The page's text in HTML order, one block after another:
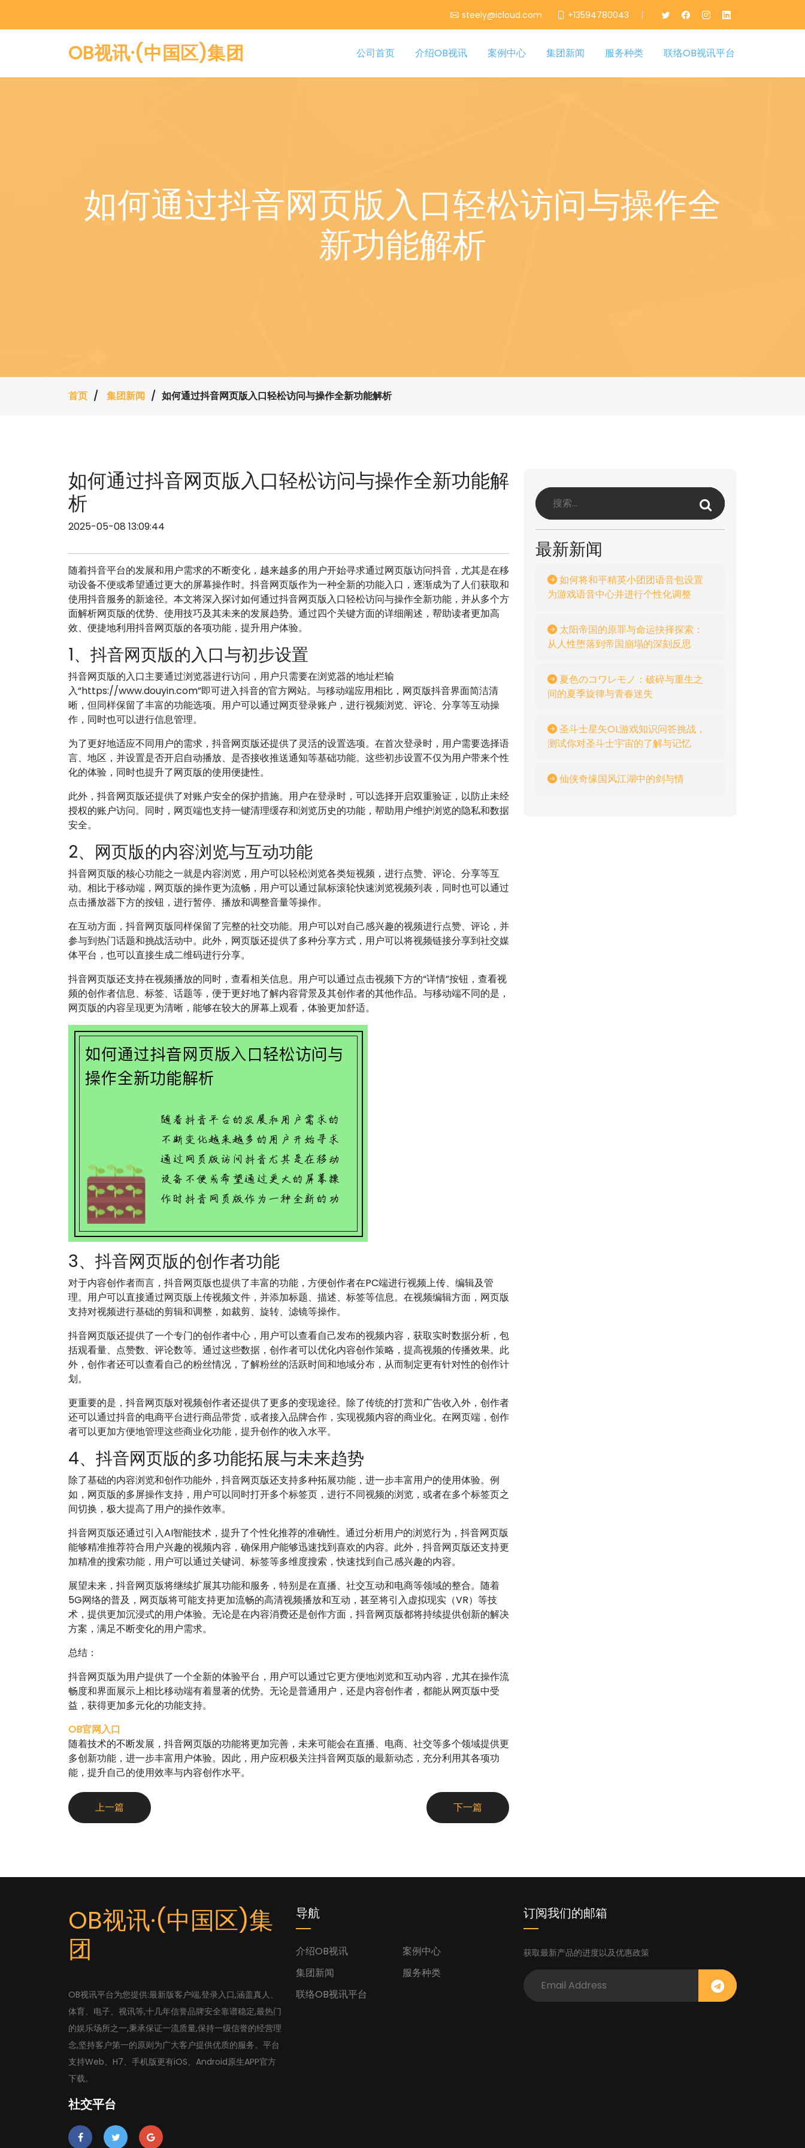
steely@icloud.com +13594780043 |
OB视讯·(中国区)集团 公司首页 介绍OB视讯 案例中心 集团新闻 服务种类 联络OB视讯平台
如何通过抖音网页版入口轻松访问与操作全
新功能解析
首页 集团新闻 如何通过抖音网页版入口轻松访问与操作全新功能解析
如何通过抖音网页版入口轻松访问与操作全新功能解
析
2025-05-08 13:09:44
随着抖音平台的发展和用户需求的不断变化，越来越多的用户开始寻求通过网页版访问抖音，尤其是在移
动设备不便或希望通过更大的屏幕操作时。抖音网页版作为一种全新的功能入口，逐渐成为了人们获取和
使用抖音服务的新途径。本文将深入探讨如何通过抖音网页版入口轻松访问与操作全新功能，并从多个方
面解析网页版的优势、使用技巧及其未来的发展趋势。通过四个关键方面的详细阐述，帮助读者更加高
效、便捷地利用抖音网页版的各项功能，提升用户体验。
1、抖音网页版的入口与初步设置
抖音网页版的入口主要通过浏览器进行访问，用户只需要在浏览器的地址栏输
入“https://www.douyin.com”即可进入抖音的官方网站。与移动端应用相比，网页版抖音界面简洁清
晰，但同样保留了丰富的功能选项。用户可以通过网页登录账户，进行视频浏览、评论、分享等互动操
作，同时也可以进行信息管理。
为了更好地适应不同用户的需求，抖音网页版还提供了灵活的设置选项。在首次登录时，用户需要选择语
言、地区，并设置是否开启自动播放、是否接收推送通知等基础功能。这些初步设置不仅为用户带来个性
化的体验，同时也提升了网页版的使用便捷性。
此外，抖音网页版还提供了对账户安全的保护措施。用户在登录时，可以选择开启双重验证，以防止未经
授权的账户访问。同时，网页端也支持一键清理缓存和浏览历史的功能，帮助用户维护浏览的隐私和数据
安全。
2、网页版的内容浏览与互动功能
抖音网页版的核心功能之一就是内容浏览，用户可以轻松浏览各类短视频，进行点赞、评论、分享等互
动。相比于移动端，网页版的操作更为流畅，用户可以通过鼠标滚轮快速浏览视频列表，同时也可以通过
点击播放器下方的按钮，进行暂停、播放和调整音量等操作。
在互动方面，抖音网页版同样保留了完整的社交功能。用户可以对自己感兴趣的视频进行点赞、评论，并
参与到热门话题和挑战活动中。此外，网页版还提供了多种分享方式，用户可以将视频链接分享到社交媒
体平台，也可以直接生成二维码进行分享。
抖音网页版还支持在视频播放的同时，查看相关信息。用户可以通过点击视频下方的“详情”按钮，查看视
频的创作者信息、标签、话题等，便于更好地了解内容背景及其创作者的其他作品。与移动端不同的是，
网页版的内容呈现更为清晰，能够在较大的屏幕上观看，体验更加舒适。
3、抖音网页版的创作者功能
对于内容创作者而言，抖音网页版也提供了丰富的功能，方便创作者在PC端进行视频上传、编辑及管
理。用户可以直接通过网页版上传视频文件，并添加标题、描述、标签等信息。在视频编辑方面，网页版
支持对视频进行基础的剪辑和调整，如裁剪、旋转、滤镜等操作。
抖音网页版还提供了一个专门的创作者中心，用户可以查看自己发布的视频内容，获取实时数据分析，包
括观看量、点赞数、评论数等。通过这些数据，创作者可以优化内容创作策略，提高视频的传播效果。此
外，创作者还可以查看自己的粉丝情况，了解粉丝的活跃时间和地域分布，从而制定更有针对性的创作计
划。
更重要的是，抖音网页版对视频创作者还提供了更多的变现途径。除了传统的打赏和广告收入外，创作者
还可以通过抖音的电商平台进行商品带货，或者接入品牌合作，实现视频内容的商业化。在网页端，创作
者可以更加方便地管理这些商业化功能，提升创作的收入水平。
4、抖音网页版的多功能拓展与未来趋势
除了基础的内容浏览和创作功能外，抖音网页版还支持多种拓展功能，进一步丰富用户的使用体验。例
如，网页版的多屏操作支持，用户可以同时打开多个标签页，进行不同视频的浏览，或者在多个标签页之
间切换，极大提高了用户的操作效率。
抖音网页版还通过引入AI智能技术，提升了个性化推荐的准确性。通过分析用户的浏览行为，抖音网页版
能够精准推荐符合用户兴趣的视频内容，确保用户能够迅速找到喜欢的内容。此外，抖音网页版还支持更
加精准的搜索功能，用户可以通过关键词、标签等多维度搜索，快速找到自己感兴趣的内容。
展望未来，抖音网页版将继续扩展其功能和服务，特别是在直播、社交互动和电商等领域的整合。随着
5G网络的普及，网页版将可能支持更加流畅的高清视频播放和互动，甚至将引入虚拟现实（VR）等技
术，提供更加沉浸式的用户体验。无论是在内容消费还是创作方面，抖音网页版都将持续提供创新的解决
方案，满足不断变化的用户需求。
总结：
抖音网页版为用户提供了一个全新的体验平台，用户可以通过它更方便地浏览和互动内容，尤其在操作流
畅度和界面展示上相比移动端有着显著的优势。无论是普通用户，还是内容创作者，都能从网页版中受
益，获得更加多元化的功能支持。
OB官网入口
随着技术的不断发展，抖音网页版的功能将更加完善，未来可能会在直播、电商、社交等多个领域提供更
多创新功能，进一步丰富用户体验。因此，用户应积极关注抖音网页版的最新动态，充分利用其各项功
能，提升自己的使用效率与内容创作水平。
上一篇 下一篇
最新新闻
如何将和平精英小团团语音包设置
为游戏语音中心并进行个性化调整
太阳帝国的原罪与命运抉择探索：
从人性堕落到帝国崩塌的深刻反思
夏色のコワレモノ：破碎与重生之
间的夏季旋律与青春迷失
圣斗士星矢OL游戏知识问答挑战，
测试你对圣斗士宇宙的了解与记忆
仙侠奇缘国风江湖中的剑与情
OB视讯·(中国区)集
团
OB视讯平台为您提供:最新版客户端,登录入口,涵盖真人、
体育、电子、视讯等,十几年信誉品牌安全靠谱稳定,最热门
的娱乐场所之一,秉承保证一流质量,保持一级信誉的经营理
念,坚持客户第一的原则为广大客户提供优质的服务。平台
支持Web、H7、手机版更有iOS、Android原生APP官方
下载。
社交平台
导航
介绍OB视讯
案例中心
集团新闻
服务种类
联络OB视讯平台
订阅我们的邮箱
获取最新产品的进度以及优惠政策